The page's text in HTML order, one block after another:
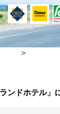
ン、コンベンシ
>
ンドホテル」